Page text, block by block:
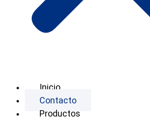
Inicio
Contacto
Productos